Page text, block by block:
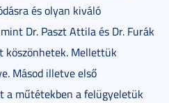
és olyan kiváló
Dr. Paszt Attila és Dr. Furák
köszönhetek. Mellettük
Másod illetve első
a műtétekben a felügyeletük